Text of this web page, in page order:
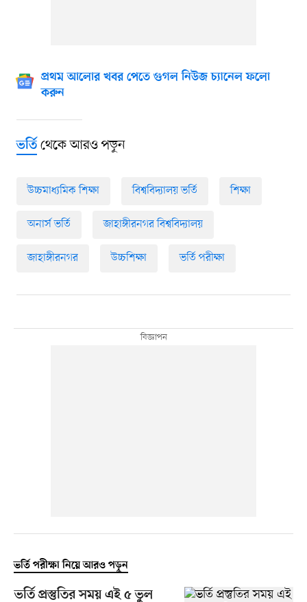
প্রথম আলোর খবর পেতে গুগল নিউজ চ্যানেল ফলো
করুন
ভর্তিথেকে আরও পড়ুন
উচ্চমাধ্যমিক শিক্ষা বিশ্ববিদ্যালয় ভর্তি শিক্ষা
অনার্স ভর্তি জাহাঙ্গীরনগর বিশ্ববিদ্যালয়
জাহাঙ্গীরনগর উচ্চশিক্ষা ভর্তি পরীক্ষা
ভর্তি পরীক্ষা নিয়ে আরও পড়ুন
ভর্তি প্রস্তুতির সময় এই ৫ ভুল